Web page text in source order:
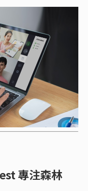
專注森林